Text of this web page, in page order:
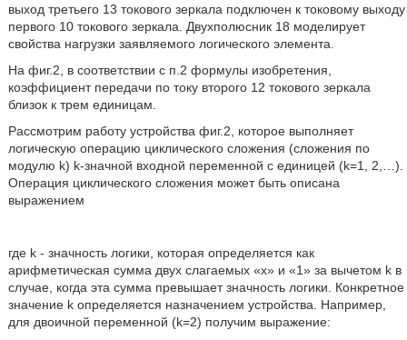
выход третьего 13 токового зеркала подключен к токовому выходу
первого 10 токового зеркала. Двухполюсник 18 моделирует
свойства нагрузки заявляемого логического элемента.
На фиг.2, в соответствии с п.2 формулы изобретения,
коэффициент передачи по току второго 12 токового зеркала
близок к трем единицам.
Рассмотрим работу устройства фиг.2, которое выполняет
логическую операцию циклического сложения (сложения по
модулю k) k-значной входной переменной с единицей (k=1, 2,…).
Операция циклического сложения может быть описана
выражением
где k - значность логики, которая определяется как
арифметическая сумма двух слагаемых «x» и «1» за вычетом k в
случае, когда эта сумма превышает значность логики. Конкретное
значение k определяется назначением устройства. Например,
для двоичной переменной (k=2) получим выражение: